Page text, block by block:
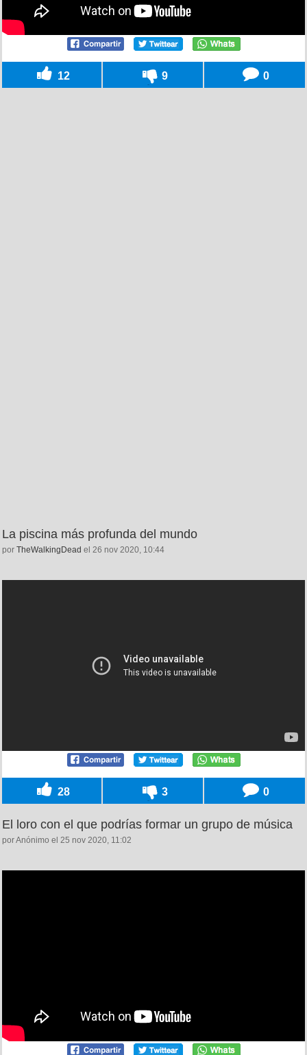
12 9 0
La piscina más profunda del mundo
por TheWalkingDead el 26 nov 2020, 10:44
28 3 0
El loro con el que podrías formar un grupo de música
por Anónimo el 25 nov 2020, 11:02